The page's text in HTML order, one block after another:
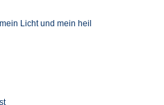
Licht und mein heil